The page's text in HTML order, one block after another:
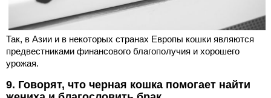
Так, в Азии и в некоторых странах Европы кошки являются
предвестниками финансового благополучия и хорошего
урожая.
9. Говорят, что черная кошка помогает найти